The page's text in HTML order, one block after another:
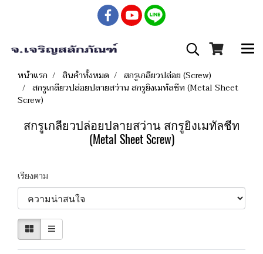
หน้าแรก สินค้าทั้งหมด
สกรูเกลียวปล่อย (Screw)
สกรูเกลียวปล่อยปลายสว่าน สกรูยิงเมทัลชีท (Metal Sheet
Screw)
สกรูเกลียวปล่อยปลายสว่าน สกรูยิงเมทัลชีท
(Metal Sheet Screw)
เรียงตาม